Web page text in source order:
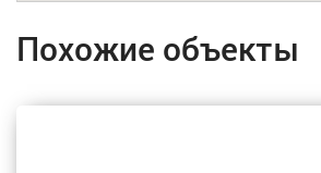
Похожие объекты